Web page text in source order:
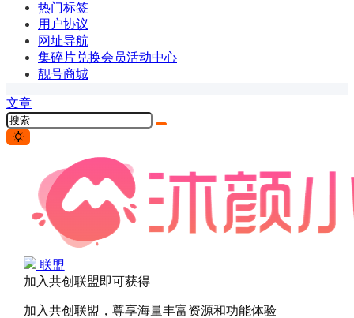
热门标签
用户协议
网址导航
集碎片兑换会员活动中心
靓号商城
文章
联盟
加入共创联盟即可获得
加入共创联盟，尊享海量丰富资源和功能体验